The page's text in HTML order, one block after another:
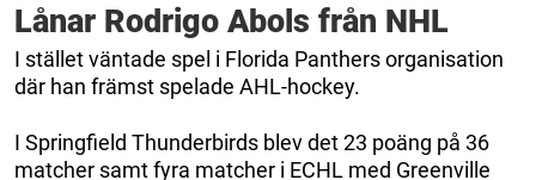
Lånar Rodrigo Abols från NHL
I stället väntade spel i Florida Panthers organisation
där han främst spelade AHL-hockey.
I Springfield Thunderbirds blev det 23 poäng på 36
matcher samt fyra matcher i ECHL med Greenville